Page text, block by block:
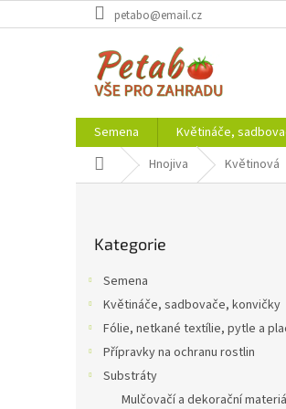
na
petabo@email.cz
Semena Květináče,
Domů Hnojiva Květinová
kategorie
Kategorie
Semena
Květináče, sadbovače, konvičky
Fólie, netkané textílie, pytle a
Přípravky na ochranu rostlin
Substráty
Mulčovačí a dekorační